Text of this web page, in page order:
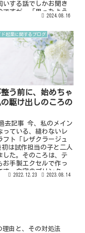
いする話でしかお聞き
ですが、「思ったよう
2024.08.16
ド起業に関するブログ
う前に、始めちゃ
駆け出しのころの
去記事 今、私のメイン
っている、縫わないレ
フト「レザクラージュ
は試作担当の子と二人
した。そのころは、テ
お手製エクセルで作っ
す。自宅のプリンター
2022.12.23 2023.08.14
理由と、その対処法